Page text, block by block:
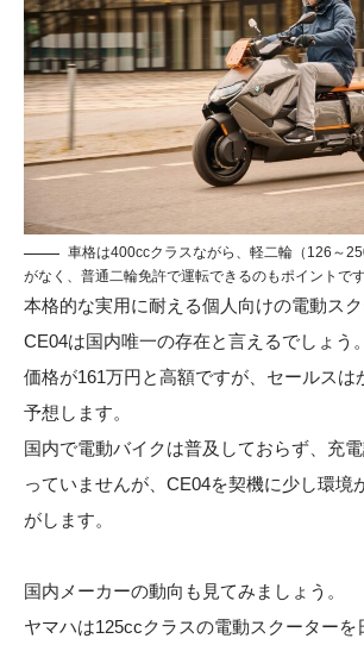
車格は400ccクラスながら、軽二輪（126～
がなく、普通二輪免許で運転できるのもポイントです
本格的な実用に耐える個人向けの電動ス
CE04は国内唯一の存在と言えるでしょう。
価格が161万円と高額ですが、セールスは
予想します。
国内で電動バイクは普及しておらず、充
っていませんが、CE04を契機に少し環境
がします。
国内メーカーの動向も見てみましょう。
ヤマハは125ccクラスの電動スクーターを